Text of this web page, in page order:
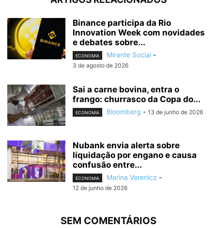
Binance participa da Rio
Innovation Week com novidades
e debates sobre...
ECONOMIA Mirante Social -
3 de agosto de 2026
Sai a carne bovina, entra o
frango: churrasco da Copa do...
ECONOMIA Bloomberg - 13 de junho de 2026
Nubank envia alerta sobre
liquidação por engano e causa
confusão entre...
ECONOMIA Marina Verenicz -
12 de junho de 2026
SEM COMENTÁRIOS